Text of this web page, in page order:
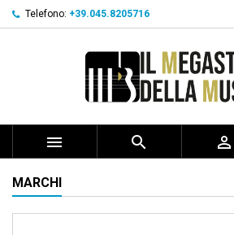
Telefono: +39.045.8205716
  
MARCHI